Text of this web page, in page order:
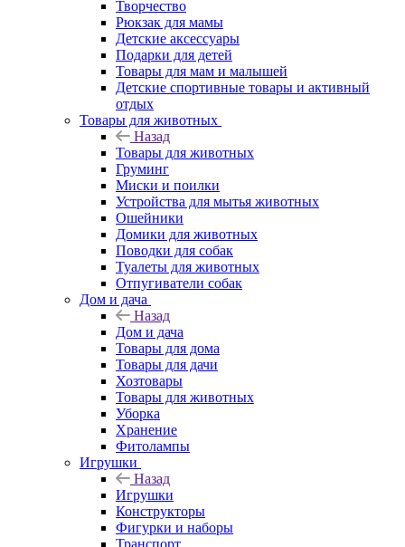
Творчество
Рюкзак для мамы
Детские аксессуары
Подарки для детей
Товары для мам и малышей
Детские спортивные товары и активный
отдых
Товары для животных
Назад
Товары для животных
Груминг
Миски и поилки
Устройства для мытья животных
Ошейники
Домики для животных
Поводки для собак
Туалеты для животных
Отпугиватели собак
Дом и дача
Назад
Дом и дача
Товары для дома
Товары для дачи
Хозтовары
Товары для животных
Уборка
Хранение
Фитолампы
Игрушки
Назад
Игрушки
Конструкторы
Фигурки и наборы
Транспорт